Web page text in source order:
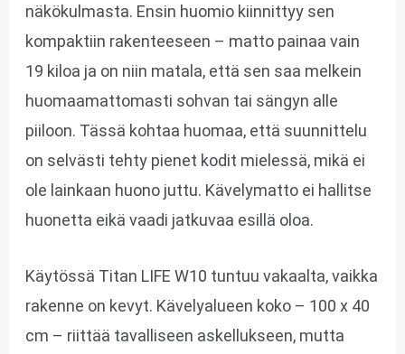
näkökulmasta. Ensin huomio kiinnittyy sen
kompaktiin rakenteeseen – matto painaa vain
19 kiloa ja on niin matala, että sen saa melkein
huomaamattomasti sohvan tai sängyn alle
piiloon. Tässä kohtaa huomaa, että suunnittelu
on selvästi tehty pienet kodit mielessä, mikä ei
ole lainkaan huono juttu. Kävelymatto ei hallitse
huonetta eikä vaadi jatkuvaa esillä oloa.
Käytössä Titan LIFE W10 tuntuu vakaalta, vaikka
rakenne on kevyt. Kävelyalueen koko – 100 x 40
cm – riittää tavalliseen askellukseen, mutta